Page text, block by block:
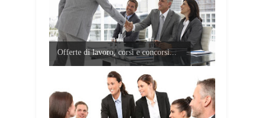
Offerte di lavoro, corsi e concorsi...